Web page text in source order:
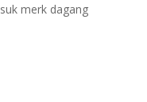
merk dagang